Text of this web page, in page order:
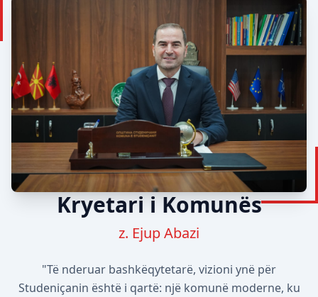
Kryetari i Komunës
z. Ejup Abazi
"Të nderuar bashkëqytetarë, vizioni ynë për
Studeniçanin është i qartë: një komunë moderne, ku